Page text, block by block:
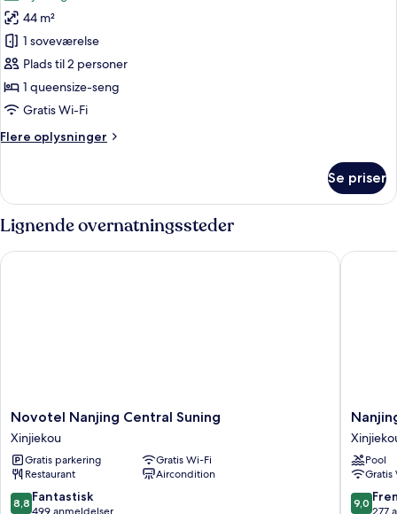
af
Executive-
enkeltværelse
44 m²
1 soveværelse
Plads til 2 personer
1 queensize-seng
Gratis Wi-Fi
Flere oplysninger
Flere
enkeltværelse
Se priser
Lignende overnatningssteder
Novotel
Nanjing
Central
Suning
Xinjiekou
Novotel Nanjing Central Suning
Xinjiekou
Gratis parkering
Gratis Wi-Fi
Restaurant
Aircondition
8.8
8,8 Fantastisk
499 anmeldelser
Novotel Nanjing Central Suning
Nanjing
Central
Hotel
Pool
Gratis
9.0
9,0
277
Nanjing